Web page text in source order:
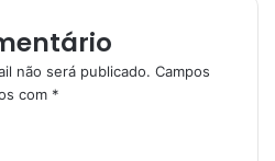
não será publicado. Campos
com *